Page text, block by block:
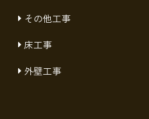
その他工事
床工事
外壁工事